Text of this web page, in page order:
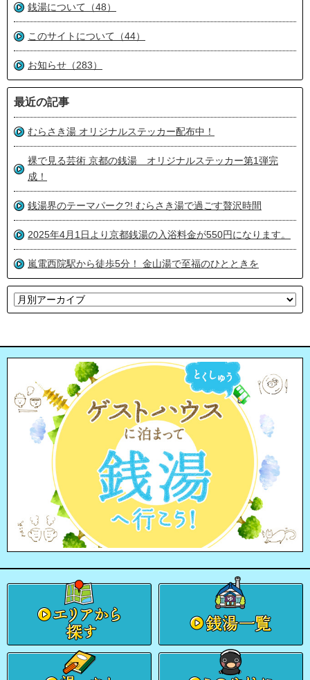
銭湯について（48）
このサイトについて（44）
お知らせ（283）
最近の記事
むらさき湯 オリジナルステッカー配布中！
裸で見る芸術 京都の銭湯 オリジナルステッカー第1弾完
成！
銭湯界のテーマパーク?! むらさき湯で過ごす贅沢時間
2025年4月1日より京都銭湯の入浴料金が550円になります。
嵐電西院駅から徒歩5分！ 金山湯で至福のひとときを